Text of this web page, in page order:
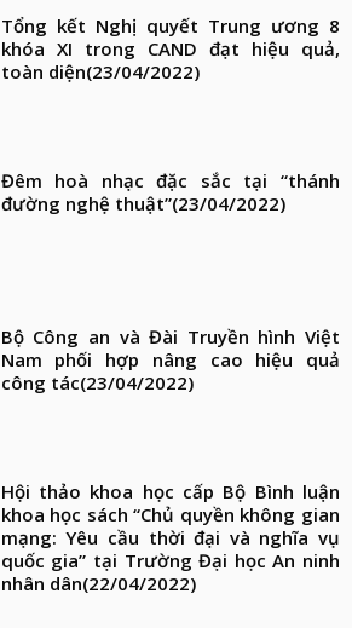
Tổng kết Nghị quyết Trung ương 8
khóa XI trong CAND đạt hiệu quả,
toàn diện(23/04/2022)
Đêm hoà nhạc đặc sắc tại “thánh
đường nghệ thuật”(23/04/2022)
Bộ Công an và Đài Truyền hình Việt
Nam phối hợp nâng cao hiệu quả
công tác(23/04/2022)
Hội thảo khoa học cấp Bộ Bình luận
khoa học sách “Chủ quyền không gian
mạng: Yêu cầu thời đại và nghĩa vụ
quốc gia” tại Trường Đại học An ninh
nhân dân(22/04/2022)